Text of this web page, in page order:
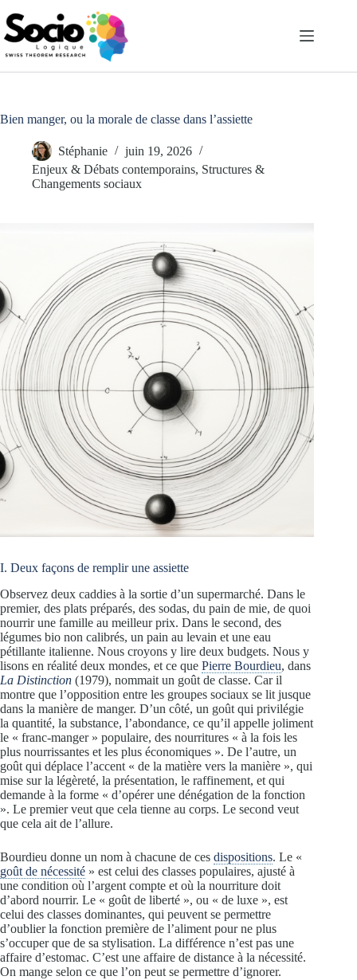
au
contenu
Bien manger, ou la morale de classe dans l’assiette
Stéphanie
juin 19, 2026
Enjeux & Débats contemporains, Structures &
Changements sociaux
I. Deux façons de remplir une assiette
Observez deux caddies à la sortie d’un supermarché. Dans le
premier, des plats préparés, des sodas, du pain de mie, de quoi
nourrir une famille au meilleur prix. Dans le second, des
légumes bio non calibrés, un pain au levain et une eau
pétillante italienne. Nous croyons y lire deux budgets. Nous y
lisons en réalité deux mondes, et ce que Pierre Bourdieu, dans
La Distinction (1979), nommait un goût de classe. Car il
montre que l’opposition entre les groupes sociaux se lit jusque
dans la manière de manger. D’un côté, un goût qui privilégie
la quantité, la substance, l’abondance, ce qu’il appelle joliment
le « franc-manger » populaire, des nourritures « à la fois les
plus nourrissantes et les plus économiques ». De l’autre, un
goût qui déplace l’accent « de la matière vers la manière », qui
mise sur la légèreté, la présentation, le raffinement, et qui
demande à la forme « d’opérer une dénégation de la fonction
». Le premier veut que cela tienne au corps. Le second veut
que cela ait de l’allure.
Bourdieu donne un nom à chacune de ces dispositions. Le «
goût de nécessité » est celui des classes populaires, ajusté à
une condition où l’argent compte et où la nourriture doit
d’abord nourrir. Le « goût de liberté », ou « de luxe », est
celui des classes dominantes, qui peuvent se permettre
d’oublier la fonction première de l’aliment pour ne plus
s’occuper que de sa stylisation. La différence n’est pas une
affaire d’estomac. C’est une affaire de distance à la nécessité.
On mange selon ce que l’on peut se permettre d’ignorer.